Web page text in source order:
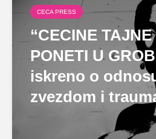
CECA PRESS
“CECINE TAJNE
PONETI U
iskreno o
zvezdom i